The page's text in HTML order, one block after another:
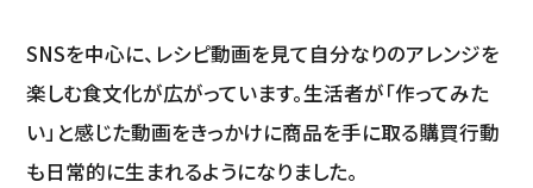
SNSを中心に、レシピ動画を見て自分なりのアレンジを
楽しむ食文化が広がっています。生活者が「作ってみた
い」と感じた動画をきっかけに商品を手に取る購買行動
も日常的に生まれるようになりました。